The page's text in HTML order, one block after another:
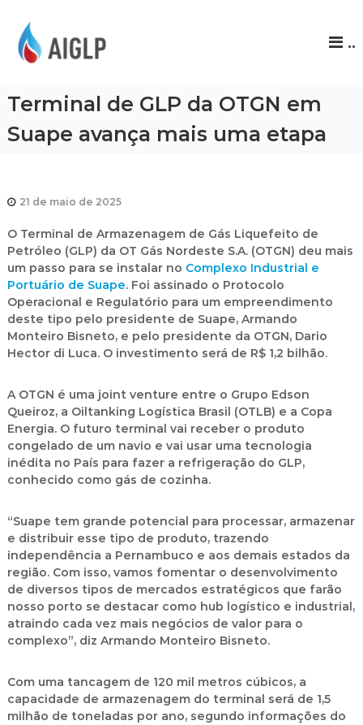
P
..
Terminal de GLP da OTGN em
Suape avança mais uma etapa
21 de maio de 2025
O Terminal de Armazenagem de Gás Liquefeito de
Petróleo (GLP) da OT Gás Nordeste S.A. (OTGN) deu mais
um passo para se instalar no Complexo Industrial e
Portuário de Suape. Foi assinado o Protocolo
Operacional e Regulatório para um empreendimento
deste tipo pelo presidente de Suape, Armando
Monteiro Bisneto, e pelo presidente da OTGN, Dario
Hector di Luca. O investimento será de R$ 1,2 bilhão.
A OTGN é uma joint venture entre o Grupo Edson
Queiroz, a Oiltanking Logística Brasil (OTLB) e a Copa
Energia. O futuro terminal vai receber o produto
congelado de um navio e vai usar uma tecnologia
inédita no País para fazer a refrigeração do GLP,
conhecido como gás de cozinha.
“Suape tem grande potencial para processar, armazenar
e distribuir esse tipo de produto, trazendo
independência a Pernambuco e aos demais estados da
região. Com isso, vamos fomentar o desenvolvimento
de diversos tipos de mercados estratégicos que farão
nosso porto se destacar como hub logístico e industrial,
atraindo cada vez mais negócios de valor para o
complexo”, diz Armando Monteiro Bisneto.
Com uma tancagem de 120 mil metros cúbicos, a
capacidade de armazenagem do terminal será de 1,5
milhão de toneladas por ano, segundo informações do